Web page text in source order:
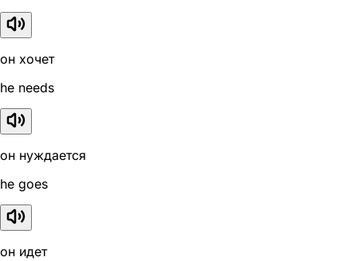
он хочет
he needs
он нуждается
he goes
он идет